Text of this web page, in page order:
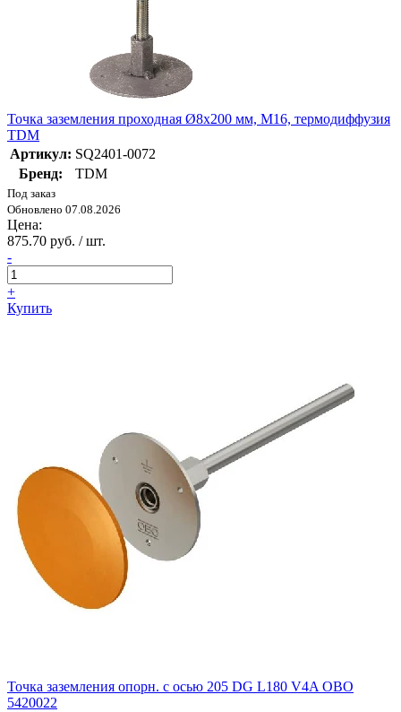
Точка заземления проходная Ø8х200 мм, М16, термодиффузия
TDM
Артикул: SQ2401-0072
Бренд:
TDM
Под заказ
Обновлено 07.08.2026
Цена:
875.70 руб. / шт.
-
+
Купить
Точка заземления опорн. с осью 205 DG L180 V4A OBO
5420022